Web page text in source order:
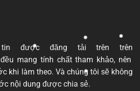
được đăng tải trên trên
đều mang tính chất tham khảo, nên
khi làm theo. Và chúng tôi sẽ không
nội dung được chia sẻ.